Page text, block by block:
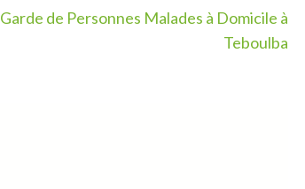
Garde de Personnes Malades à Domicile à
Teboulba